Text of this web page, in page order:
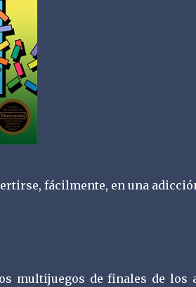
fácilmente, en una
multijuegos de finales de los